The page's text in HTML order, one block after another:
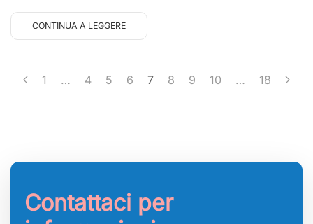
CONTINUA A LEGGERE
1 … 4 5 6 7 8 9 10 … 18
Contattaci per